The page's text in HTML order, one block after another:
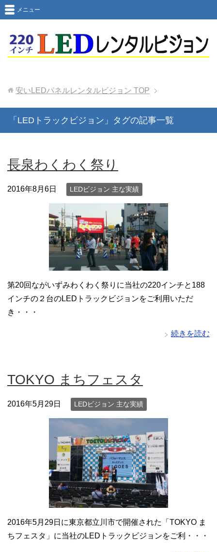
メニュー
安いLEDパネルレンタルビジョン TOP
「LEDトラックビジョン」タグの記事一覧
長泉わくわく祭り
2016年8月6日 LEDビジョン 主な実績
第20回ながいずみわくわく祭りに当社の220インチと188
インチの２台のLEDトラックビジョンをご利用いただ
き・・・
続きを読む
TOKYO まちフェスタ
2016年5月29日 LEDビジョン 主な実績
2016年5月29日に東京都立川市で開催された「TOKYO ま
ちフェスタ」に当社のLEDトラックビジョンをご利・・・